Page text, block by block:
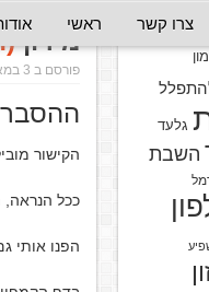
צרו קשר ראשי
מירון
פורסם ב 3 במאי 2021
הקישור
ככל הנראה,
הפנו אותי
גלעד
השבת